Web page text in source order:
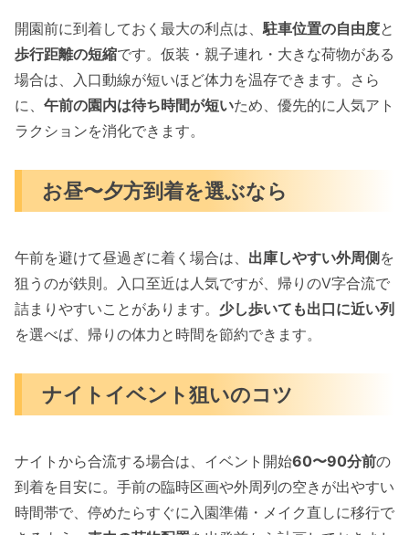
開園前に到着しておく最大の利点は、駐車位置の自由度と
歩行距離の短縮です。仮装・親子連れ・大きな荷物がある
場合は、入口動線が短いほど体力を温存できます。さら
に、 午前の園内は待ち時間が短いため、優先的に人気アト
ラクションを消化できます。
お昼〜夕方到着を選ぶなら
午前を避けて昼過ぎに着く場合は、 出庫しやすい外周側 を
狙うのが鉄則。入口至近は人気ですが、帰りのV字合流で
詰まりやすいことがあります。 少し歩いても出口に近い列
を選べば、帰りの体力と時間を節約できます。
ナイトイベント狙いのコツ
ナイトから合流する場合は、イベント開始60〜90分前の
到着を目安に。手前の臨時区画や外周列の空きが出やすい
時間帯で、停めたらすぐに入園準備・メイク直しに移行で